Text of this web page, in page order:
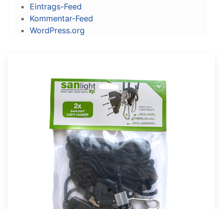
Eintrags-Feed
Kommentar-Feed
WordPress.org